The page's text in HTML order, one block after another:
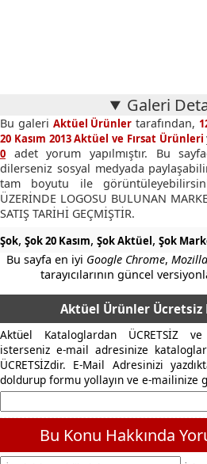
Galeri
Bu galeri Aktüel Ürünler tarafından,
20 Kasım 2013 Aktüel ve Fırsat Ürünleri
0 adet yorum yapılmıştır. Bu
dilerseniz sosyal medyada
tam boyutu ile
ÜZERİNDE LOGOSU BULUNAN
SATIŞ TARİHİ GEÇMİŞTİR.
Şok, Şok 20 Kasım, Şok Aktüel, Şok
Bu sayfa en iyi Google Chrome,
tarayıcılarının güncel
Aktüel Ürünler Ücretsiz
Aktüel Kataloglardan ÜCRETSİZ
isterseniz e-mail adresinize
ÜCRETSİZdir. E-Mail Adresinizi
doldurup formu yollayın ve e-mailinize
Bu Konu Hakkında